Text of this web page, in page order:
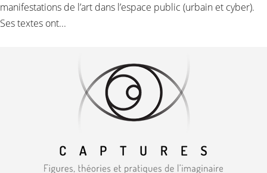
manifestations de l’art dans l’espace public (urbain et cyber).
Ses textes ont...